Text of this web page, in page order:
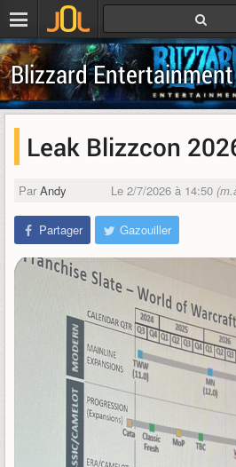
Blizzard Entertainment
Leak Blizzcon
Par Andy Le 2/7/2026 à 14:50
Partager Gazouiller